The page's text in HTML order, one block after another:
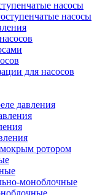
насосы
насосы
для насосов
давления
ротором
моноблочные